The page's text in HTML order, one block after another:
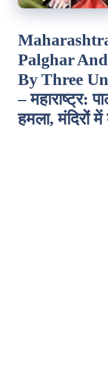
Palghar
By Three
– महाराष्ट्र:
हमला, मंदिरों